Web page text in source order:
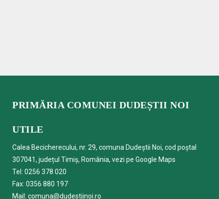
PRIMĂRIA COMUNEI DUDEȘTII NOI
UTILE
Calea Becicherecului, nr. 29, comuna Dudeștii Noi, cod poștal
307041, județul Timiș, România, vezi pe Google Maps
Tel: 0256 378 020
Fax: 0356 880 197
Mail: comuna@dudestiinoi.ro